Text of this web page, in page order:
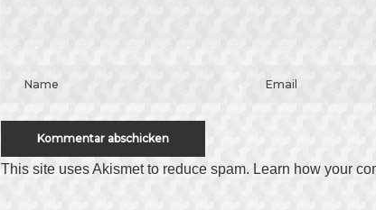
This site uses Akismet to reduce spam. Learn how your